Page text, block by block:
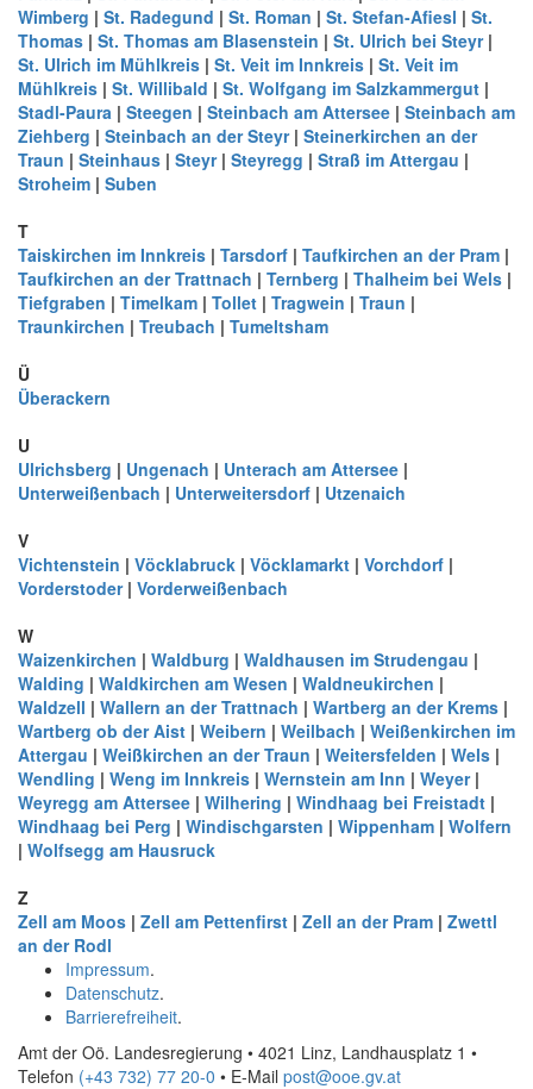
Wimberg | St. Radegund | St. Roman | St. Stefan-Afiesl | St.
Thomas | St. Thomas am Blasenstein | St. Ulrich bei Steyr|
St. Ulrich im Mühlkreis | St. Veit im Innkreis | St. Veit im
Mühlkreis | St. Willibald | St. Wolfgang im Salzkammergut |
Stadl-Paura | Steegen | Steinbach am Attersee | Steinbach am
Ziehberg | Steinbach an der Steyr| Steinerkirchen an der
Traun | Steinhaus | Steyr| Steyregg | Straß im Attergau |
Stroheim | Suben
T
Taiskirchen im Innkreis | Tarsdorf | Taufkirchen an der Pram |
Taufkirchen an der Trattnach | Ternberg | Thalheim bei Wels |
Tiefgraben | Timelkam | Tollet | Tragwein | Traun |
Traunkirchen | Treubach | Tumeltsham
Ü
Überackern
U
Ulrichsberg | Ungenach | Unterach am Attersee |
Unterweißenbach | Unterweitersdorf | Utzenaich
V
Vichtenstein | Vöcklabruck | Vöcklamarkt | Vorchdorf |
Vorderstoder| Vorderweißenbach
W
Waizenkirchen | Waldburg | Waldhausen im Strudengau |
Walding | Waldkirchen am Wesen | Waldneukirchen |
Waldzell | Wallern an der Trattnach | Wartberg an der Krems |
Wartberg ob der Aist | Weibern | Weilbach | Weißenkirchen im
Attergau | Weißkirchen an der Traun | Weitersfelden | Wels |
Wendling | Weng im Innkreis | Wernstein am Inn | Weyer|
Weyregg am Attersee | Wilhering | Windhaag bei Freistadt |
Windhaag bei Perg | Windischgarsten | Wippenham | Wolfern
| Wolfsegg am Hausruck
Z
Zell am Moos | Zell am Pettenfirst | Zell an der Pram | Zwettl
an der Rodl
Impressum.
Datenschutz.
Barrierefreiheit.
Amt der Oö. Landesregierung • 4021 Linz, Landhausplatz 1 •
Telefon (+43 732) 77 20-0 • E-Mail post@ooe.gv.at